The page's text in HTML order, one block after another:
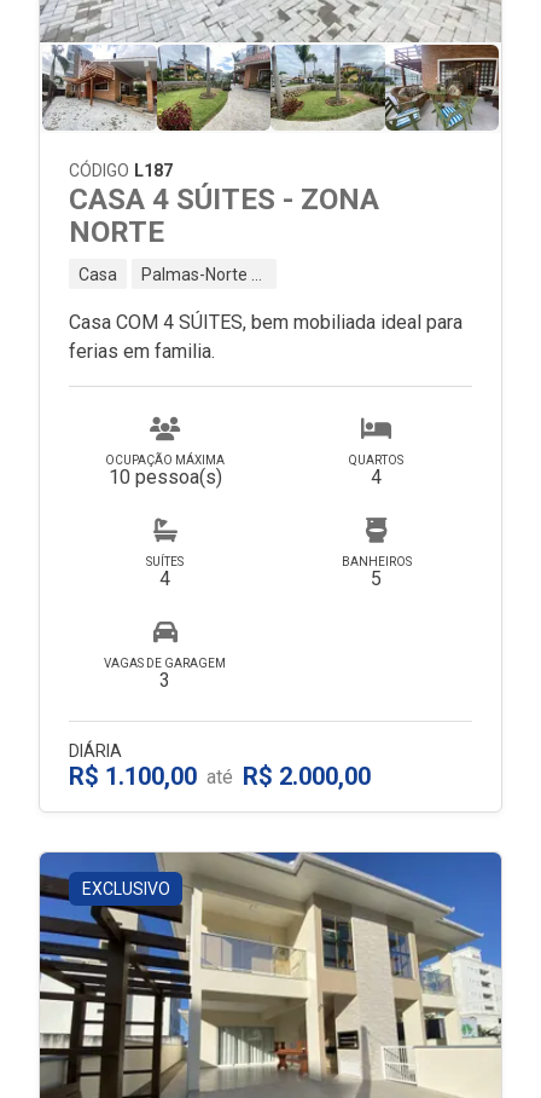
CÓDIGO L187
CASA 4 SÚITES - ZONA
NORTE
Casa
Casa COM 4 SÚITES, bem mobiliada ideal para
ferias em familia.
OCUPAÇÃO MÁXIMA
10 pessoa(s)
QUARTOS
4
SUÍTES
4
BANHEIROS
5
VAGAS DE GARAGEM
3
DIÁRIA
R$ 1.100,00 até R$ 2.000,00
EXCLUSIVO